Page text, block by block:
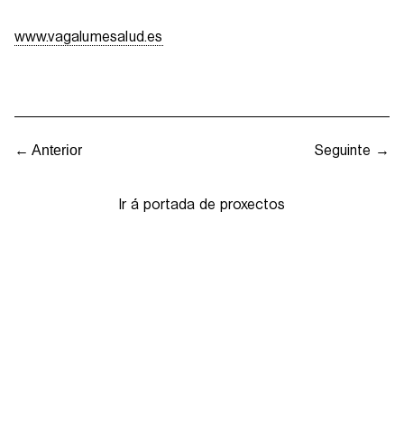
www.vagalumesalud.es
← Anterior Seguinte →
Ir á portada de proxectos